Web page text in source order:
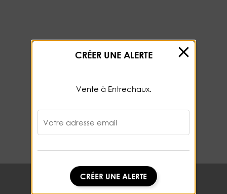
CRÉER UNE ALERTE
CRÉER UNE ALERTE
Vente à Entrechaux.
Votre adresse email
CRÉER UNE ALERTE